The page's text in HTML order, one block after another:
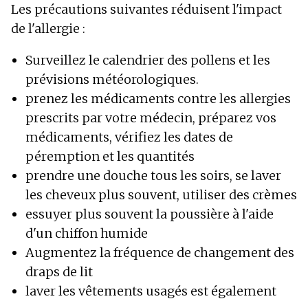
Les précautions suivantes réduisent l'impact
de l'allergie :
Surveillez le calendrier des pollens et les
prévisions météorologiques.
prenez les médicaments contre les allergies
prescrits par votre médecin, préparez vos
médicaments, vérifiez les dates de
péremption et les quantités
prendre une douche tous les soirs, se laver
les cheveux plus souvent, utiliser des crèmes
essuyer plus souvent la poussière à l'aide
d'un chiffon humide
Augmentez la fréquence de changement des
draps de lit
laver les vêtements usagés est également